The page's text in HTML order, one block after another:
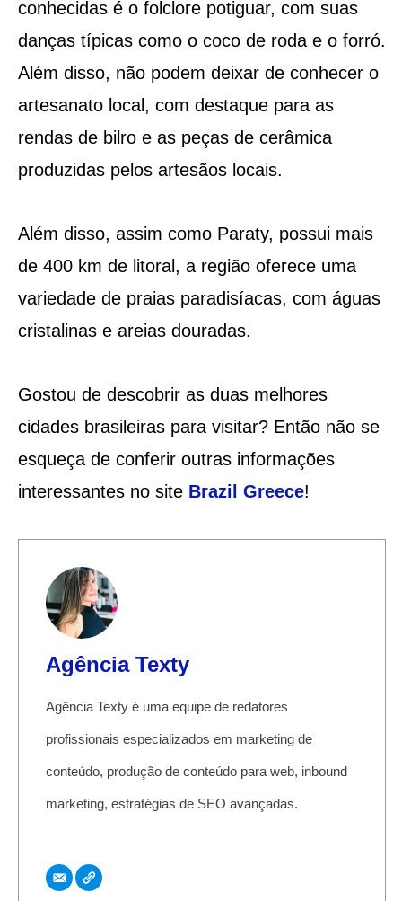
conhecidas é o folclore potiguar, com suas
danças típicas como o coco de roda e o forró.
Além disso, não podem deixar de conhecer o
artesanato local, com destaque para as
rendas de bilro e as peças de cerâmica
produzidas pelos artesãos locais.
Além disso, assim como Paraty, possui mais
de 400 km de litoral, a região oferece uma
variedade de praias paradisíacas, com águas
cristalinas e areias douradas.
Gostou de descobrir as duas melhores
cidades brasileiras para visitar? Então não se
esqueça de conferir outras informações
interessantes no site Brazil Greece!
Agência Texty
Agência Texty é uma equipe de redatores
profissionais especializados em marketing de
conteúdo, produção de conteúdo para web, inbound
marketing, estratégias de SEO avançadas.